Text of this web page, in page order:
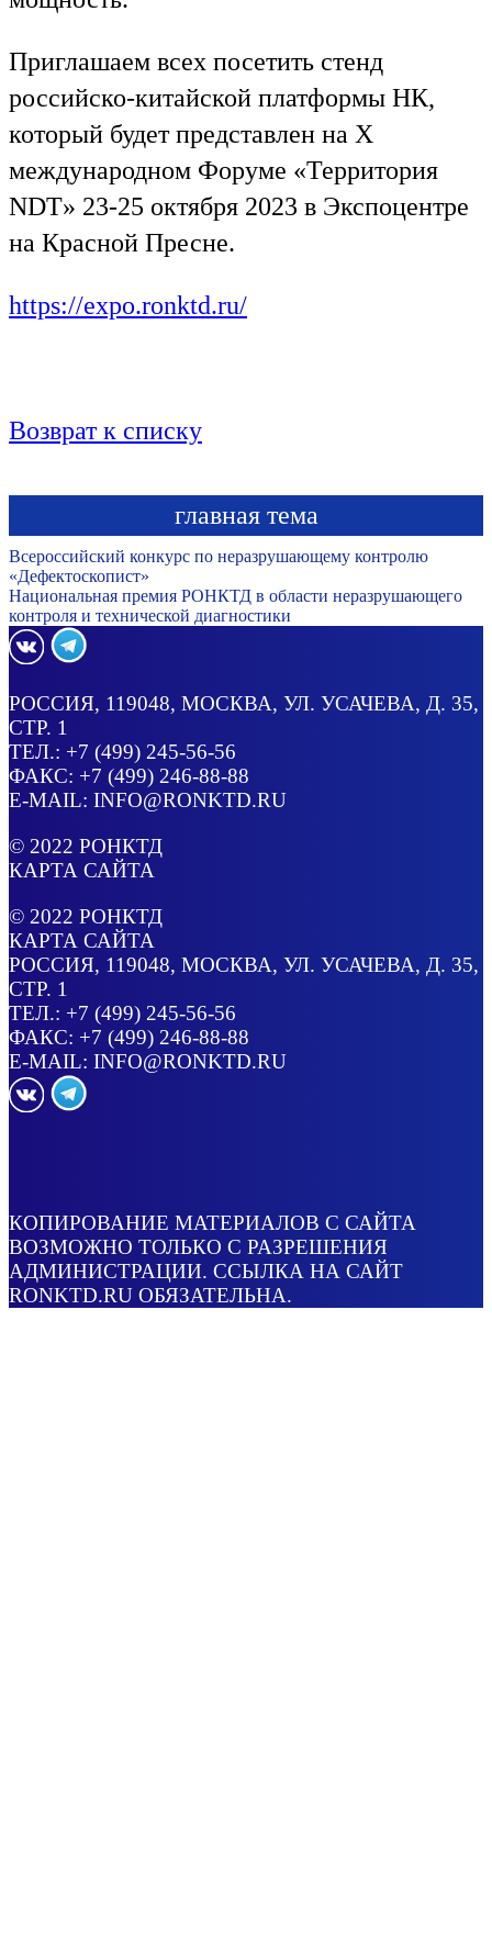
Приглашаем всех посетить стенд
российско-китайской платформы НК,
который будет представлен на Х
международном Форуме «Территория
NDT» 23-25 октября 2023 в Экспоцентре
на Красной Пресне.
https://expo.ronktd.ru/
Возврат к списку
главная тема
Всероссийский конкурс по неразрушающему контролю
«Дефектоскопист»
Национальная премия РОНКТД в области неразрушающего
контроля и технической диагностики
РОССИЯ, 119048, МОСКВА, УЛ. УСАЧЕВА, Д. 35,
СТР. 1
ТЕЛ.: +7 (499) 245-56-56
ФАКС: +7 (499) 246-88-88
E-MAIL: INFO@RONKTD.RU
© 2022 РОНКТД
КАРТА САЙТА
© 2022 РОНКТД
КАРТА САЙТА
РОССИЯ, 119048, МОСКВА, УЛ. УСАЧЕВА, Д. 35,
СТР. 1
ТЕЛ.: +7 (499) 245-56-56
ФАКС: +7 (499) 246-88-88
E-MAIL: INFO@RONKTD.RU
КОПИРОВАНИЕ МАТЕРИАЛОВ С САЙТА
ВОЗМОЖНО ТОЛЬКО С РАЗРЕШЕНИЯ
АДМИНИСТРАЦИИ. ССЫЛКА НА САЙТ
RONKTD.RU ОБЯЗАТЕЛЬНА.